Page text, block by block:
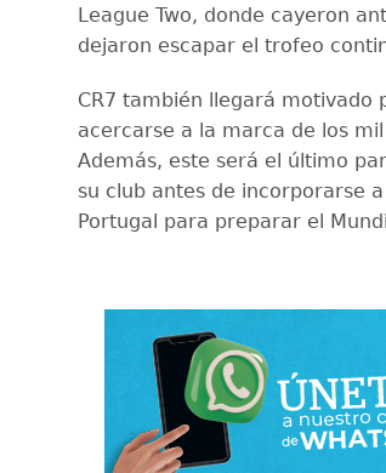
League Two, donde cayeron
dejaron escapar el trofeo
CR7 también llegará motivado
acercarse a la marca de los
Además, este será el último
su club antes de incorporarse
Portugal para preparar el